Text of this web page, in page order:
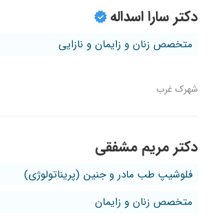
دکتر سارا اسداله
متخصص زنان و زایمان و نازایی
شهرک غرب
دکتر مریم مشفقی
فلوشیپ طب مادر و جنین (پریناتولوژی)
متخصص زنان و زایمان